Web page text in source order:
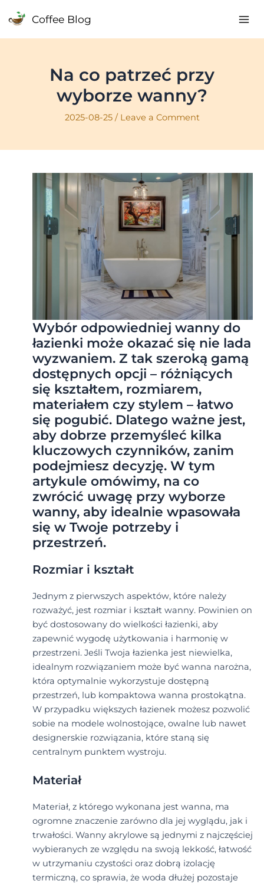
Coffee Blog
Na co patrzeć przy
wyborze wanny?
2025-08-25 / Leave a Comment
Wybór odpowiedniej wanny do
łazienki może okazać się nie lada
wyzwaniem. Z tak szeroką gamą
dostępnych opcji – różniących
się kształtem, rozmiarem,
materiałem czy stylem – łatwo
się pogubić. Dlatego ważne jest,
aby dobrze przemyśleć kilka
kluczowych czynników, zanim
podejmiesz decyzję. W tym
artykule omówimy, na co
zwrócić uwagę przy wyborze
wanny, aby idealnie wpasowała
się w Twoje potrzeby i
przestrzeń.
Rozmiar i kształt
Jednym z pierwszych aspektów, które należy
rozważyć, jest rozmiar i kształt wanny. Powinien on
być dostosowany do wielkości łazienki, aby
zapewnić wygodę użytkowania i harmonię w
przestrzeni. Jeśli Twoja łazienka jest niewielka,
idealnym rozwiązaniem może być wanna narożna,
która optymalnie wykorzystuje dostępną
przestrzeń, lub kompaktowa wanna prostokątna.
W przypadku większych łazienek możesz pozwolić
sobie na modele wolnostojące, owalne lub nawet
designerskie rozwiązania, które staną się
centralnym punktem wystroju.
Materiał
Materiał, z którego wykonana jest wanna, ma
ogromne znaczenie zarówno dla jej wyglądu, jak i
trwałości. Wanny akrylowe są jednymi z najczęściej
wybieranych ze względu na swoją lekkość, łatwość
w utrzymaniu czystości oraz dobrą izolację
termiczną, co sprawia, że woda dłużej pozostaje